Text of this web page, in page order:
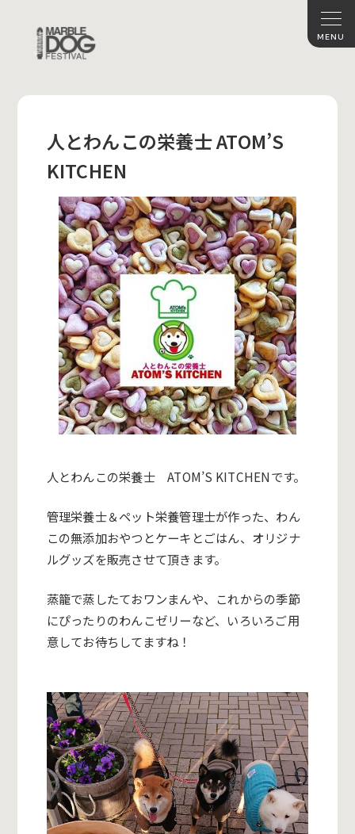
人とわんこの栄養士 ATOM’S
KITCHEN
人とわんこの栄養士 ATOM’S KITCHENです。
管理栄養士＆ペット栄養管理士が作った、わん
この無添加おやつとケーキとごはん、オリジナ
ルグッズを販売させて頂きます。
蒸籠で蒸したておワンまんや、これからの季節
にぴったりのわんこゼリーなど、いろいろご用
意してお待ちしてますね！